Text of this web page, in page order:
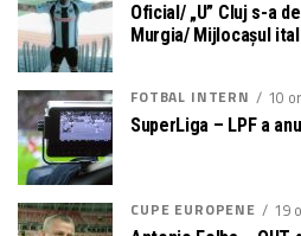
Oficial/ „U” Cluj s-a
Murgia/ Mijlocașul
FOTBAL INTERN 10
SuperLiga – LPF a
CUPE EUROPENE 19